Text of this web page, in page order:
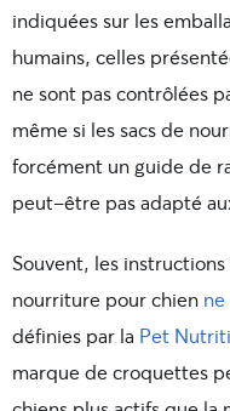
indiquées sur les
humains, celles
ne sont pas contrôlées
même si les sacs de
forcément un guide de
peut-être pas adapté
Souvent, les
nourriture pour chien
définies par la Pet
marque de croquettes